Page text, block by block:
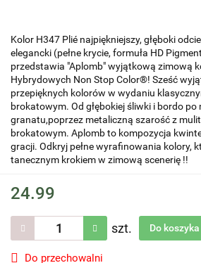
Kolor H347 Plié najpiękniejszy, głęboki
elegancki (pełne krycie, formuła HD
przedstawia "Aplomb" wyjątkową zimową
Hybrydowych Non Stop Color®! Sześć
przepięknych kolorów w wydaniu
brokatowym. Od głębokiej śliwki i bordo po
granatu,poprzez metaliczną szarość z
brokatowym. Aplomb to kompozycja
gracji. Odkryj pełne wyrafinowania kolory,
tanecznym krokiem w zimową scenerię !!
24.99
szt. Do koszyka
Do przechowalni